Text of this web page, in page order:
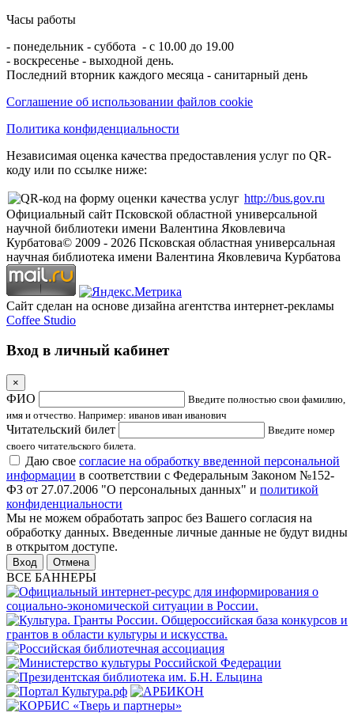
Часы работы
- понедельник - суббота - с 10.00 до 19.00
- воскресенье - выходной день.
Последний вторник каждого месяца - санитарный день
Соглашение об использовании файлов cookie
Политика конфиденциальности
Независимая оценка качества предоставления услуг по QR-
коду или по ссылке ниже:
http://bus.gov.ru
Официальный сайт Псковской областной универсальной
научной библиотеки имени Валентина Яковлевича
Курбатова© 2009 - 2026 Псковская областная универсальная
научная библиотека имени Валентина Яковлевича Курбатова
Сайт сделан на основе дизайна агентства интернет-рекламы
Coffee Studio
Вход в личный кабинет
×
ФИО
Введите полностью свои фамилию,
имя и отчество. Например: иванов иван иванович
Читательский билет
Введите номер
своего читательского билета.
Даю свое согласие на обработку введенной персональной
информации в соответствии с Федеральным Законом №152-
ФЗ от 27.07.2006 "О персональных данных" и политикой
конфиденциальности
Мы не можем обработать запрос без Вашего согласия на
обработку данных. Введенные личные данные не будут видны
в открытом доступе.
Отмена
ВСЕ БАННЕРЫ